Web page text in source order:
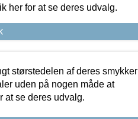
her for at se deres udvalg.
størstedelen af deres smykker
uden på nogen måde at
at se deres udvalg.